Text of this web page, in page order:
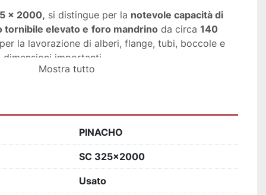
× 2000, si distingue per la notevole capacità di
tornibile elevato e foro mandrino da circa 140
la lavorazione di alberi, flange, tubi, boccole e
importanti.
è ideale per:
alberi, tubolari, flange e particolari di medio-
Mostra tutto
PINACHO
SC 325x2000
Usato